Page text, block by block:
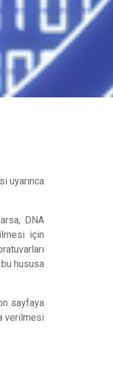
uyarınca
DNA
için
hususa
sayfaya
verilmesi